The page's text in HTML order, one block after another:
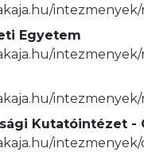
Egyetem
Kutatóintézet -